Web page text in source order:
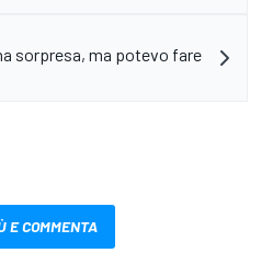
sorpresa, ma potevo fare
E COMMENTA